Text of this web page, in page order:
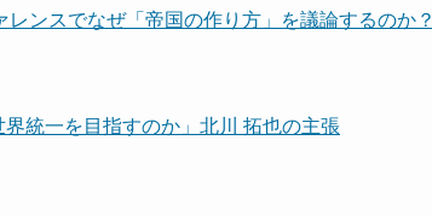
レンスでなぜ「帝国の作り方」を議論するのか？
統一を目指すのか」北川 拓也の主張